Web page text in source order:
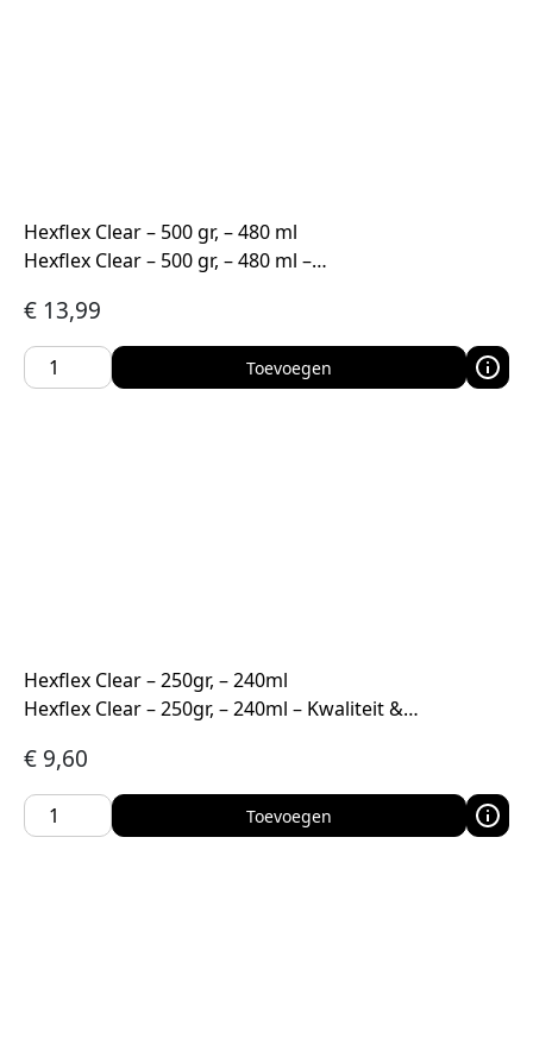
Hexflex Clear – 500 gr, – 480 ml
Hexflex Clear – 500 gr, – 480 ml –…
€ 13,99
Toevoegen
Hexflex Clear – 250gr, – 240ml
Hexflex Clear – 250gr, – 240ml – Kwaliteit &…
€ 9,60
Toevoegen